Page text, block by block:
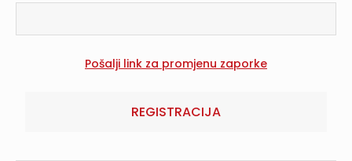
REGISTRACIJA